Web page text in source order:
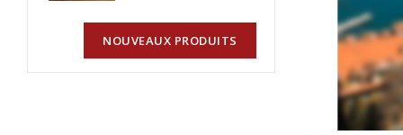
NOUVEAUX PRODUITS